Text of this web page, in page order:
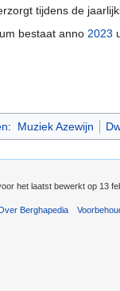
tijdens de
bestaat anno 2023
: Muziek Azewijn
het laatst bewerkt op 13
Berghapedia